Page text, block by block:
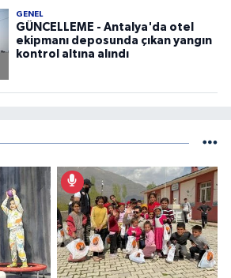
GENEL
GÜNCELLEME - Antalya'da otel
ekipmanı deposunda çıkan yangın
kontrol altına alındı